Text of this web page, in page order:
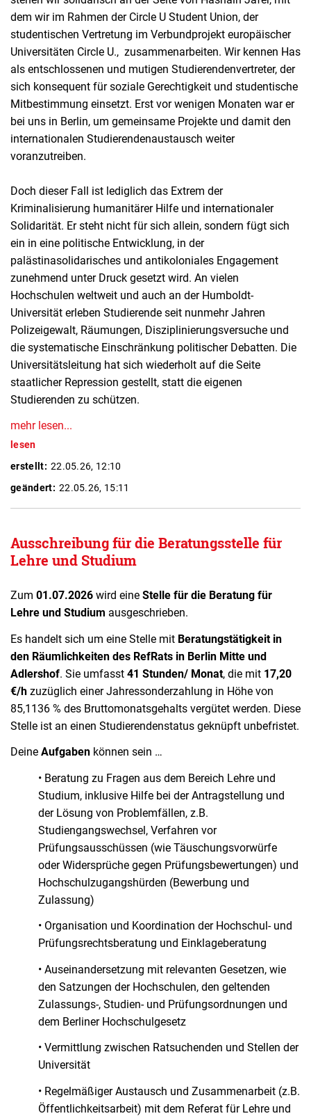
dem wir im Rahmen der Circle U Student Union, der
studentischen Vertretung im Verbundprojekt europäischer
Universitäten Circle U., zusammenarbeiten. Wir kennen Has
als entschlossenen und mutigen Studierendenvertreter, der
sich konsequent für soziale Gerechtigkeit und studentische
Mitbestimmung einsetzt. Erst vor wenigen Monaten war er
bei uns in Berlin, um gemeinsame Projekte und damit den
internationalen Studierendenaustausch weiter
voranzutreiben.
Doch dieser Fall ist lediglich das Extrem der
Kriminalisierung humanitärer Hilfe und internationaler
Solidarität. Er steht nicht für sich allein, sondern fügt sich
ein in eine politische Entwicklung, in der
palästinasolidarisches und antikoloniales Engagement
zunehmend unter Druck gesetzt wird. An vielen
Hochschulen weltweit und auch an der Humboldt-
Universität erleben Studierende seit nunmehr Jahren
Polizeigewalt, Räumungen, Disziplinierungsversuche und
die systematische Einschränkung politischer Debatten. Die
Universitätsleitung hat sich wiederholt auf die Seite
staatlicher Repression gestellt, statt die eigenen
Studierenden zu schützen.
mehr lesen...
lesen
erstellt: 22.05.26, 12:10
geändert: 22.05.26, 15:11
Ausschreibung für die Beratungsstelle für
Lehre und Studium
Zum 01.07.2026 wird eine Stelle für die Beratung für
Lehre und Studium ausgeschrieben.
Es handelt sich um eine Stelle mit Beratungstätigkeit in
den Räumlichkeiten des RefRats in Berlin Mitte und
Adlershof. Sie umfasst 41 Stunden/ Monat, die mit 17,20
€/h zuzüglich einer Jahressonderzahlung in Höhe von
85,1136 % des Bruttomonatsgehalts vergütet werden. Diese
Stelle ist an einen Studierendenstatus geknüpft unbefristet.
Deine Aufgaben können sein …
• Beratung zu Fragen aus dem Bereich Lehre und
Studium, inklusive Hilfe bei der Antragstellung und
der Lösung von Problemfällen, z.B.
Studiengangswechsel, Verfahren vor
Prüfungsausschüssen (wie Täuschungsvorwürfe
oder Widersprüche gegen Prüfungsbewertungen) und
Hochschulzugangshürden (Bewerbung und
Zulassung)
• Organisation und Koordination der Hochschul- und
Prüfungsrechtsberatung und Einklageberatung
• Auseinandersetzung mit relevanten Gesetzen, wie
den Satzungen der Hochschulen, den geltenden
Zulassungs-, Studien- und Prüfungsordnungen und
dem Berliner Hochschulgesetz
• Vermittlung zwischen Ratsuchenden und Stellen der
Universität
• Regelmäßiger Austausch und Zusammenarbeit (z.B.
Öffentlichkeitsarbeit) mit dem Referat für Lehre und